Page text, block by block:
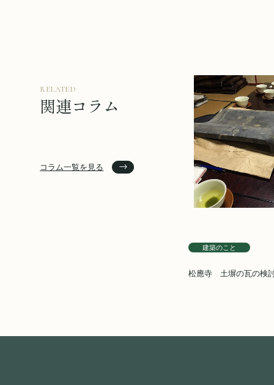
RELATED
関連コラム
コラム一覧を見る
建築のこと
松應寺 土塀の瓦の検